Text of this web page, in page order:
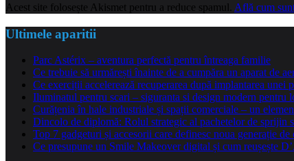
Acest site folosește Akismet pentru a reduce spamul. Află cum
Ultimele aparitii
Parc Astérix – aventura perfectă pentru întreaga familie
Ce trebuie să urmărești înainte de a cumpăra un aparat de
Ce exerciții accelerează recuperarea după implantarea unei
Iluminatul pentru scari – siguranta si design modern pentru
Curățenia în hale industriale și spații comerciale – un
Dincolo de diplomă: Rolul strategic al pachetelor de sprijin
Top 7 gadgeturi și accesorii care definesc noua generație
Ce presupune un Smile Makeover digital și cum reușește